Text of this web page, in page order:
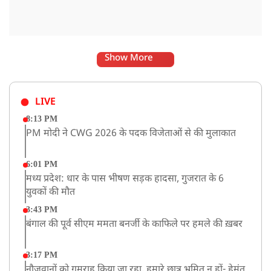
Show More
LIVE
8:13 PM
PM मोदी ने CWG 2026 के पदक विजेताओं से की मुलाकात
6:01 PM
मध्य प्रदेश: धार के पास भीषण सड़क हादसा, गुजरात के 6
युवकों की मौत
3:43 PM
बंगाल की पूर्व सीएम ममता बनर्जी के काफिले पर हमले की ख़बर
3:17 PM